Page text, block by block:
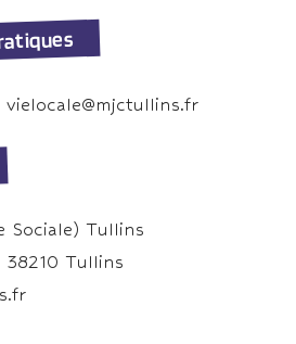
Sociale) Tullins
38210 Tullins